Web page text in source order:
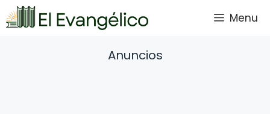
Saltar
al
Menu
Anuncios